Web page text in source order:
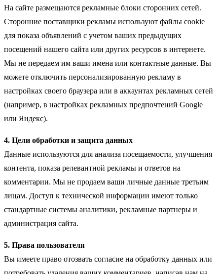
На сайте размещаются рекламные блоки сторонних сетей.
Сторонние поставщики рекламы используют файлы cookie
для показа объявлений с учетом ваших предыдущих
посещений нашего сайта или других ресурсов в интернете.
Мы не передаем им ваши имена или контактные данные. Вы
можете отключить персонализированную рекламу в
настройках своего браузера или в аккаунтах рекламных сетей
(например, в настройках рекламных предпочтений Google
или Яндекс).
4. Цели обработки и защита данных
Данные используются для анализа посещаемости, улучшения
контента, показа релевантной рекламы и ответов на
комментарии. Мы не продаем ваши личные данные третьим
лицам. Доступ к технической информации имеют только
стандартные системы аналитики, рекламные партнеры и
администрация сайта.
5. Права пользователя
Вы имеете право отозвать согласие на обработку данных или